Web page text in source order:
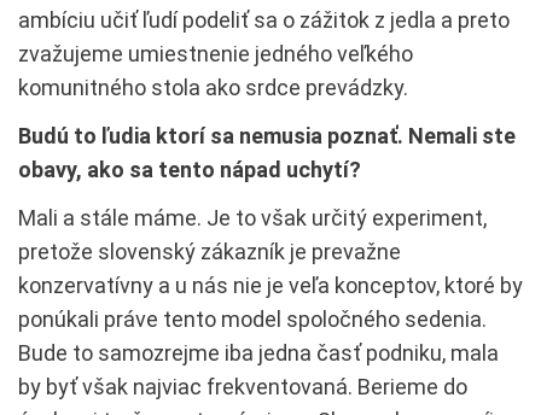
ambíciu učiť ľudí podeliť sa o zážitok z jedla a preto
zvažujeme umiestnenie jedného veľkého
komunitného stola ako srdce prevádzky.
Budú to ľudia ktorí sa nemusia poznať. Nemali ste
obavy, ako sa tento nápad uchytí?
Mali a stále máme. Je to však určitý experiment,
pretože slovenský zákazník je prevažne
konzervatívny a u nás nie je veľa konceptov, ktoré by
ponúkali práve tento model spoločného sedenia.
Bude to samozrejme iba jedna časť podniku, mala
by byť však najviac frekventovaná. Berieme do